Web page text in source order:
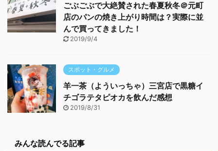
ごぶごぶで大絶賛された春夏秋冬＠元町
店のパンの焼き上がり時間は？実際に並
んで買ってきました！
2019/9/4
スポット・グルメ
羊一茶（よういっちゃ）三宮店で黒糖イ
チゴラテタピオカを飲んだ感想
2019/8/31
みんな読んでる記事